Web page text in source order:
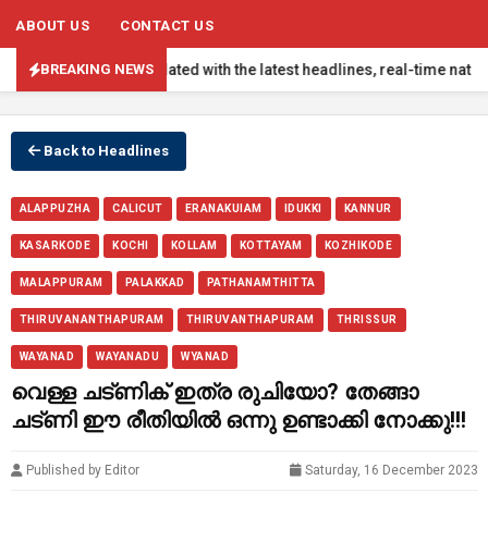
ABOUT US CONTACT US
BREAKING NEWS
Stay updated with the latest headlines, real-time national
Back to Headlines
ALAPPUZHA CALICUT ERANAKUIAM IDUKKI KANNUR
KASARKODE KOCHI KOLLAM KOTTAYAM KOZHIKODE
MALAPPURAM PALAKKAD PATHANAMTHITTA
THIRUVANANTHAPURAM THIRUVANTHAPURAM THRISSUR
WAYANAD WAYANADU WYANAD
വെള്ള ചട്ണിക് ഇത്ര രുചിയോ? തേങ്ങാ
ചട്ണി ഈ രീതിയിൽ ഒന്നു ഉണ്ടാക്കി നോക്കു!!!
Published by Editor Saturday, 16 December 2023